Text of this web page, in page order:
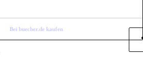
Bei buecher.de kaufen